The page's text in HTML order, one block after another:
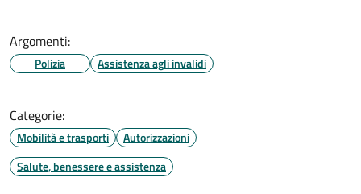
Argomenti:
Polizia Assistenza agli invalidi
Categorie:
Mobilità e trasporti
Autorizzazioni
Salute, benessere e assistenza